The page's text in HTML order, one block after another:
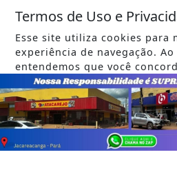
INÍCIO | SOBRE |
TERMOS DE USO E
Termos de Uso e
Esse site utiliza cookies para
experiência de navegação.
entendemos que você
de Uso e Privacidade.
PARA MAIS INFORMAÇÕES,
CLICANDO AQUI
PROSSEGUIR